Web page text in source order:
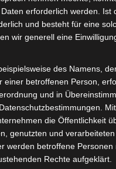
Zeugen, die
der
erforderlich werden. Ist
und besteht für eine
wir generell eine
des Namens,
einer betroffenen Person,
und in
die Öffentlichkeit
genutzten und verarbeiteten
werden betroffene Personen
Rechte aufgeklärt.